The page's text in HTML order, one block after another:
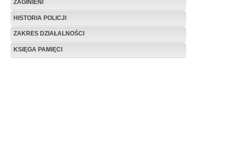
ZAGINIENI
HISTORIA POLICJI
ZAKRES DZIAŁALNOŚCI
KSIĘGA PAMIĘCI